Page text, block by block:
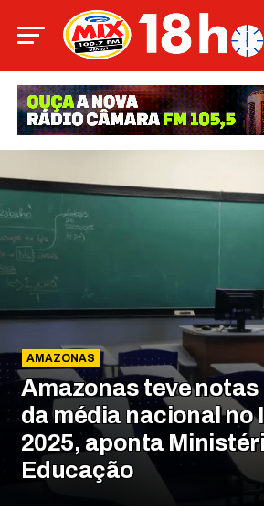
AMAZONAS
Amazonas teve
da média nacional no
2025, aponta
Educação